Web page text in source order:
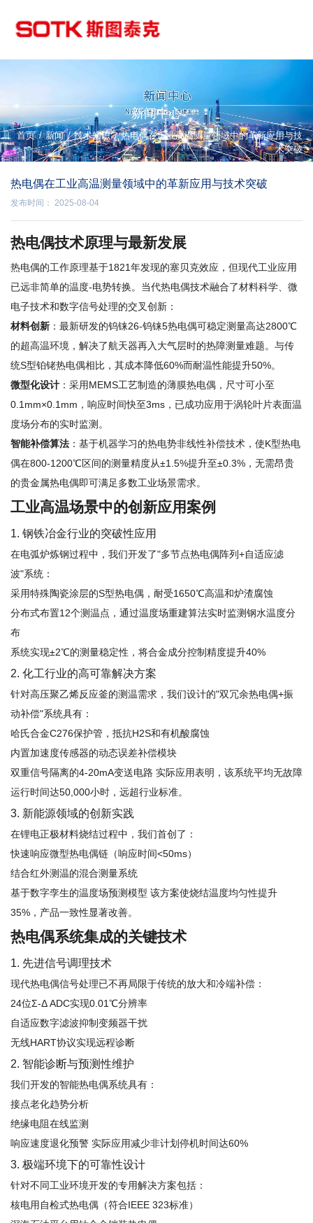
新闻中心
首页/新闻 /技术知识 /热电偶在工业高温测量领域中的革新应用与技
术突破
热电偶在工业高温测量领域中的革新应用与技术突破
发布时间： 2025-08-04
热电偶技术原理与最新发展
热电偶的工作原理基于1821年发现的塞贝克效应，但现代工业应用
已远非简单的温度-电势转换。当代热电偶技术融合了材料科学、微
电子技术和数字信号处理的交叉创新：
材料创新 ：最新研发的钨铼26-钨铼5热电偶可稳定测量高达2800℃
的超高温环境，解决了航天器再入大气层时的热障测量难题。与传
统S型铂铑热电偶相比，其成本降低60%而耐温性能提升50%。
微型化设计 ：采用MEMS工艺制造的薄膜热电偶，尺寸可小至
0.1mm×0.1mm，响应时间快至3ms，已成功应用于涡轮叶片表面温
度场分布的实时监测。
智能补偿算法 ：基于机器学习的热电势非线性补偿技术，使K型热电
偶在800-1200℃区间的测量精度从±1.5%提升至±0.3%，无需昂贵
的贵金属热电偶即可满足多数工业场景需求。
工业高温场景中的创新应用案例
1. 钢铁冶金行业的突破性应用
在电弧炉炼钢过程中，我们开发了"多节点热电偶阵列+自适应滤
波"系统：
采用特殊陶瓷涂层的S型热电偶，耐受1650℃高温和炉渣腐蚀
分布式布置12个测温点，通过温度场重建算法实时监测钢水温度分
布
系统实现±2℃的测量稳定性，将合金成分控制精度提升40%
2. 化工行业的高可靠解决方案
针对高压聚乙烯反应釜的测温需求，我们设计的"双冗余热电偶+振
动补偿"系统具有：
哈氏合金C276保护管，抵抗H2S和有机酸腐蚀
内置加速度传感器的动态误差补偿模块
双重信号隔离的4-20mA变送电路 实际应用表明，该系统平均无故障
运行时间达50,000小时，远超行业标准。
3. 新能源领域的创新实践
在锂电正极材料烧结过程中，我们首创了：
快速响应微型热电偶链（响应时间<50ms）
结合红外测温的混合测量系统
基于数字孪生的温度场预测模型 该方案使烧结温度均匀性提升
35%，产品一致性显著改善。
热电偶系统集成的关键技术
1. 先进信号调理技术
现代热电偶信号处理已不再局限于传统的放大和冷端补偿：
24位Σ-Δ ADC实现0.01℃分辨率
自适应数字滤波抑制变频器干扰
无线HART协议实现远程诊断
2. 智能诊断与预测性维护
我们开发的智能热电偶系统具有：
接点老化趋势分析
绝缘电阻在线监测
响应速度退化预警 实际应用减少非计划停机时间达60%
3. 极端环境下的可靠性设计
针对不同工业环境开发的专用解决方案包括：
核电用自检式热电偶（符合IEEE 323标准）